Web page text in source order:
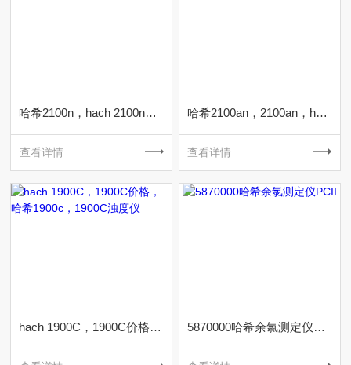
哈希2100n，hach 2100n，2100n浊度仪
查看详情
哈希2100an，2100an，hach 2100an浊度仪
查看详情
hach 1900C，1900C价格，哈希1900c，1900C浊度仪 5870000哈希余氯测定仪PCII